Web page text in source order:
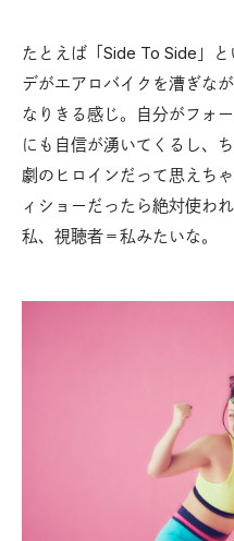
たとえば「Side To Side」
デがエアロバイクを漕ぎな
なりきる感じ。自分がフォ
にも自信が湧いてくるし、
劇のヒロインだって思えち
ィショーだったら絶対使わ
私、視聴者＝私みたいな。